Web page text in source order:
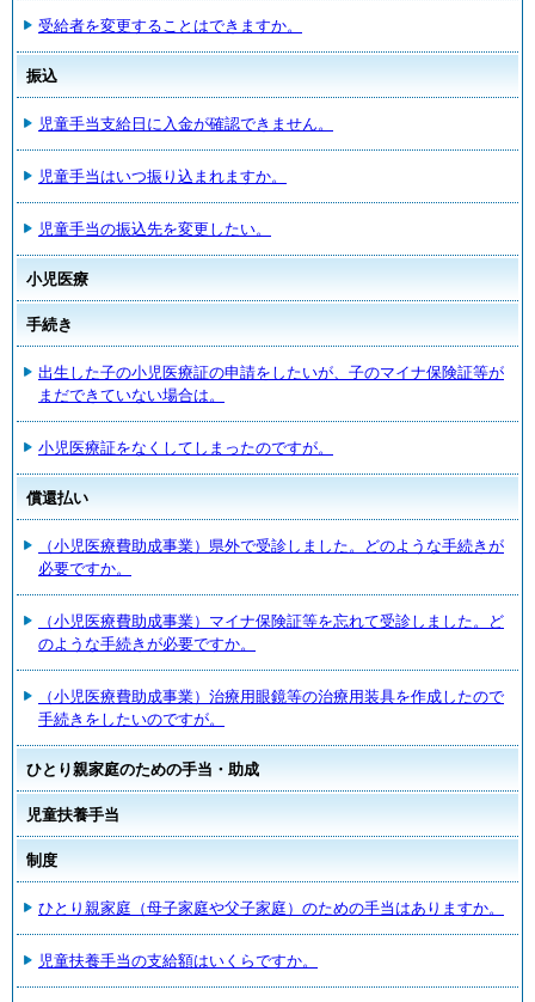
受給者を変更することはできますか。
振込
児童手当支給日に入金が確認できません。
児童手当はいつ振り込まれますか。
児童手当の振込先を変更したい。
小児医療
手続き
出生した子の小児医療証の申請をしたいが、子のマイナ保険証等が
まだできていない場合は。
小児医療証をなくしてしまったのですが。
償還払い
（小児医療費助成事業）県外で受診しました。どのような手続きが
必要ですか。
（小児医療費助成事業）マイナ保険証等を忘れて受診しました。ど
のような手続きが必要ですか。
（小児医療費助成事業）治療用眼鏡等の治療用装具を作成したので
手続きをしたいのですが。
ひとり親家庭のための手当・助成
児童扶養手当
制度
ひとり親家庭（母子家庭や父子家庭）のための手当はありますか。
児童扶養手当の支給額はいくらですか。